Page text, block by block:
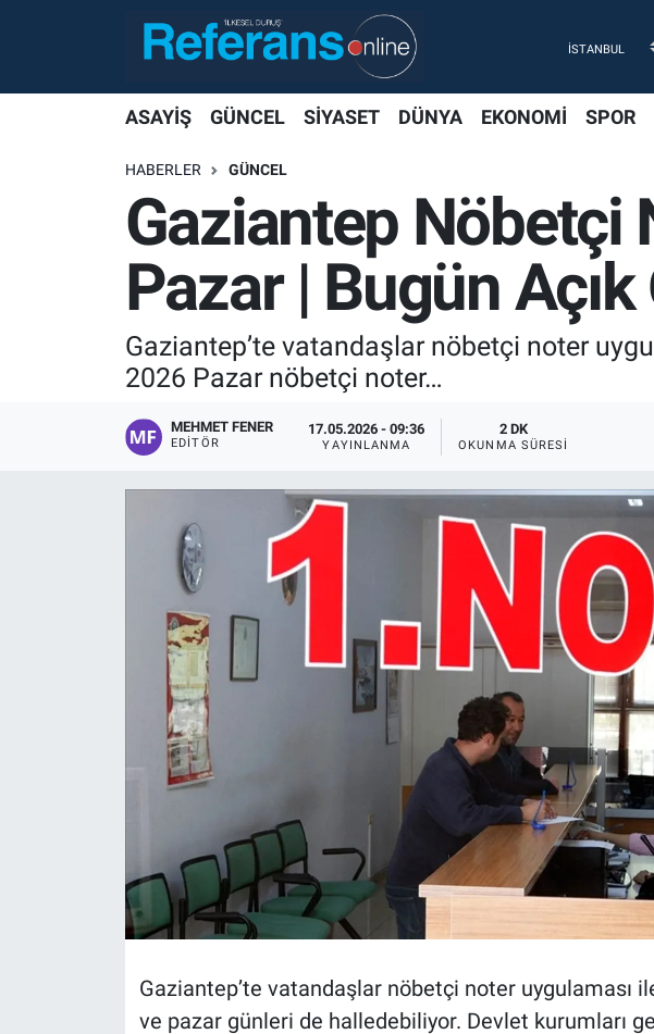
ASAYİŞ GÜNCEL SİYASET DÜNYA EKONOMİ SPOR
HABERLER GÜNCEL
Gaziantep Nöbetçi
Pazar | Bugün
Gaziantep’te vatandaşlar nöbetçi noter
2026 Pazar nöbetçi noter…
MEHMET FENER
EDITÖR
17.05.2026 - 09:36
YAYINLANMA
2 DK
OKUNMA SÜRESI
Gaziantep’te vatandaşlar nöbetçi noter uygulaması
ve pazar günleri de halledebiliyor. Devlet kurumları